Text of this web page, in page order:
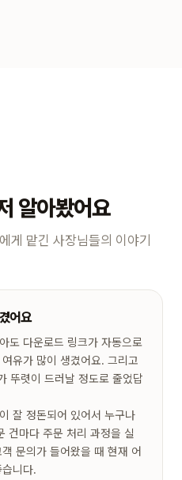
알아봤어요
게 맡긴 사장님들의 이야기
어요
도 다운로드 링크가 자동으로
간에 여유가 많이 생겼어요. 그리고
뚜렷이 드러날 정도로 줄었답
잘 정돈되어 있어서 누구나
니다.